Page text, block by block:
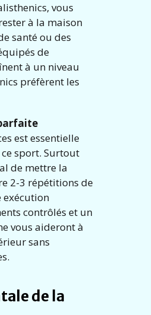
vous
à la maison
santé ou des
de
à un niveau
préfèrent les
est essentielle
sport. Surtout
de mettre la
2-3 répétitions de
exécution
contrôlés et un
vous aideront à
sans
de la